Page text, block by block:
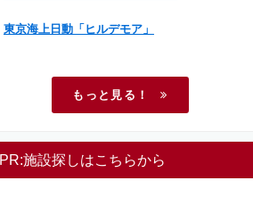
東京海上日動「ヒルデモア」
もっと見る！
PR:施設探しはこちらから